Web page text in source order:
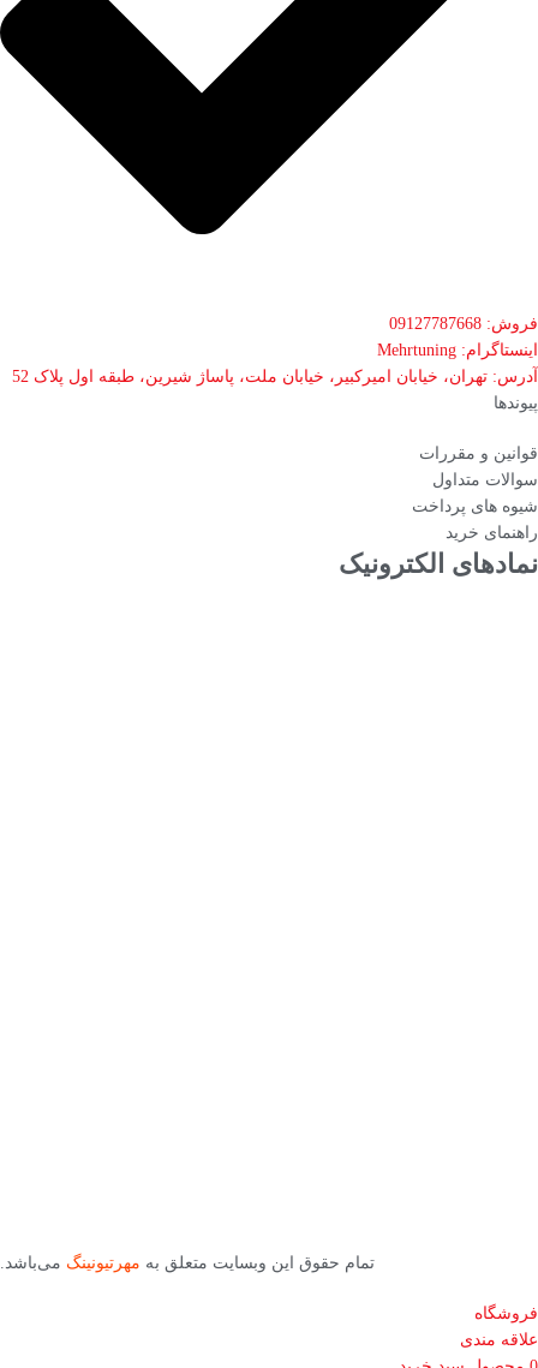
فروش: 09127787668
اینستاگرام: Mehrtuning
آدرس: تهران، خیابان امیرکبیر، خیابان ملت، پاساژ شیرین، طبقه اول پلاک 52
پیوندها
قوانین و مقررات
سوالات متداول
شیوه های پرداخت
راهنمای خرید
نمادهای الکترونیک
تمام حقوق این وبسایت متعلق به مهرتیونینگ می‌باشد.
فروشگاه
علاقه مندی